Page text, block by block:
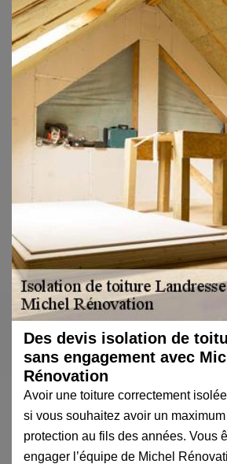
Des devis isolation de
sans engagement avec
Rénovation
Avoir une toiture correctement
si vous souhaitez avoir un
protection au fils des années. Vous
engager l’équipe de Michel